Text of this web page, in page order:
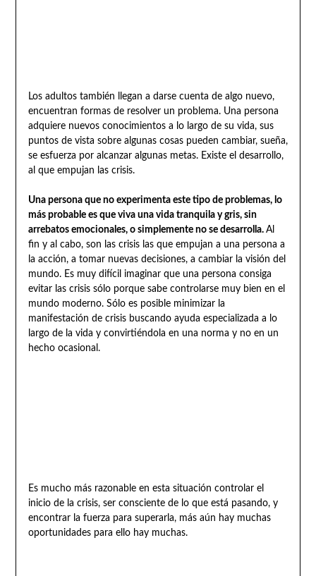
Los adultos también llegan a darse cuenta de algo nuevo,
encuentran formas de resolver un problema. Una persona
adquiere nuevos conocimientos a lo largo de su vida, sus
puntos de vista sobre algunas cosas pueden cambiar, sueña,
se esfuerza por alcanzar algunas metas. Existe el desarrollo,
al que empujan las crisis.
Una persona que no experimenta este tipo de problemas, lo
más probable es que viva una vida tranquila y gris, sin
arrebatos emocionales, o simplemente no se desarrolla. Al
fin y al cabo, son las crisis las que empujan a una persona a
la acción, a tomar nuevas decisiones, a cambiar la visión del
mundo. Es muy difícil imaginar que una persona consiga
evitar las crisis sólo porque sabe controlarse muy bien en el
mundo moderno. Sólo es posible minimizar la
manifestación de crisis buscando ayuda especializada a lo
largo de la vida y convirtiéndola en una norma y no en un
hecho ocasional.
Es mucho más razonable en esta situación controlar el
inicio de la crisis, ser consciente de lo que está pasando, y
encontrar la fuerza para superarla, más aún hay muchas
oportunidades para ello hay muchas.